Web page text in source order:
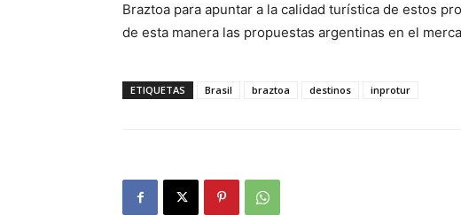
Braztoa para apuntar a la calidad turística de estos
de esta manera las propuestas argentinas en el
ETIQUETAS Brasil braztoa destinos inprotur